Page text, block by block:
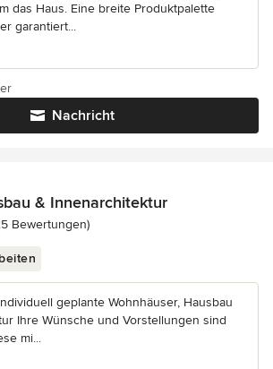
das Haus. Eine breite Produktpalette
garantiert...
Nachricht
& Innenarchitektur
5 von 5 Sternen
Bewertungen)
geplante Wohnhäuser, Hausbau
Ihre Wünsche und Vorstellungen sind
mi...